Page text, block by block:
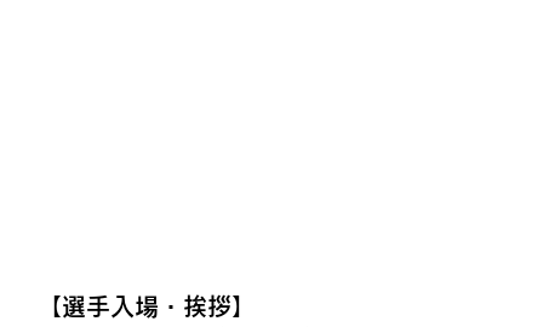
【選手入場・挨拶】